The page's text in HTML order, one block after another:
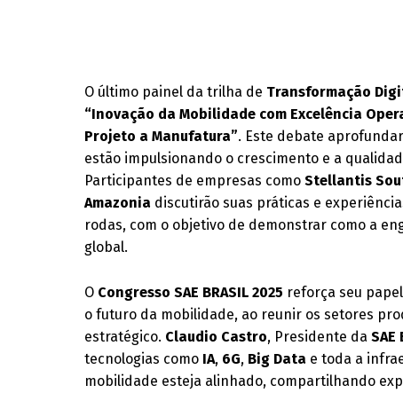
O último painel da trilha de Transformação
“Inovação da Mobilidade com Excelência
Projeto a Manufatura”. Este debate
estão impulsionando o crescimento e a
Participantes de empresas comoStellantis
Amazonia discutirão suas práticas e
rodas, com o objetivo de demonstrar como a
global.
O Congresso SAE BRASIL 2025 reforça seu
o futuro da mobilidade, ao reunir os setores
estratégico. Claudio Castro, Presidente daSAE
tecnologias como IA, 6G, Big Data e toda a
mobilidade esteja alinhado, compartilhando